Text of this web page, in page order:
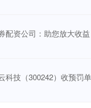
配资公司：助您放大收
科技（300242）收预罚